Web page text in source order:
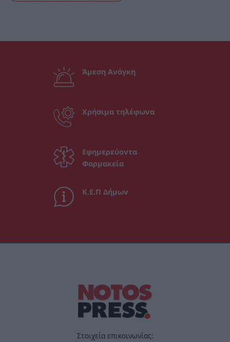
Άμεση Ανάγκη
Χρήσιμα τηλέφωνα
Εφημερεύοντα
Φαρμακεία
Κ.Ε.Π Δήμων
Στοιχεία επικοινωνίας: